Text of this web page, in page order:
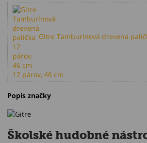
Gitre Tamburínová drevená
12 párov, 46 cm
Popis značky
Školské hudobné